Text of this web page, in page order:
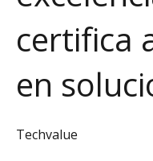
certifica
en
Techvalue